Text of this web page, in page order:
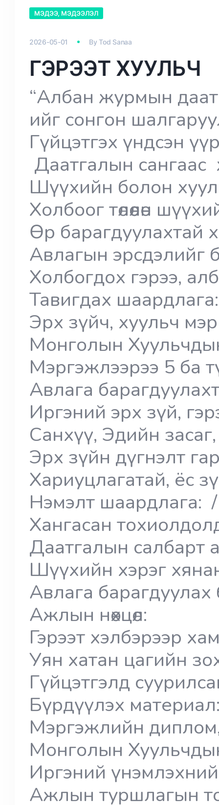
МЭДЭЭ, МЭДЭЭЛЭЛ
2026-05-01 ByTod Sanaa
ГЭРЭЭТ ХУУЛЬЧ
“Албан журмын
ийг сонгон
Гүйцэтгэх үндсэн
Даатгалын сангаас
Шүүхийн болон
Холбоог төлөөлөн
Өр барагдуулахтай
Авлагын эрсдэлийг
Холбогдох гэрээ,
Тавигдах
Эрх зүйч, хуульч
Монголын
Мэргэжлээрээ 5 ба
Авлага
Иргэний эрх зүй,
Санхүү, Эдийн
Эрх зүйн дүгнэлт
Хариуцлагатай, ёс
Нэмэлт шаардлага: /
Хангасан
Даатгалын салбарт
Шүүхийн хэрэг
Авлага
Ажлын нөхцөл:
Гэрээт хэлбэрээр
Уян хатан цагийн
Гүйцэтгэлд
Бүрдүүлэх
Мэргэжлийн
Монголын
Иргэний
Ажлын туршлагын